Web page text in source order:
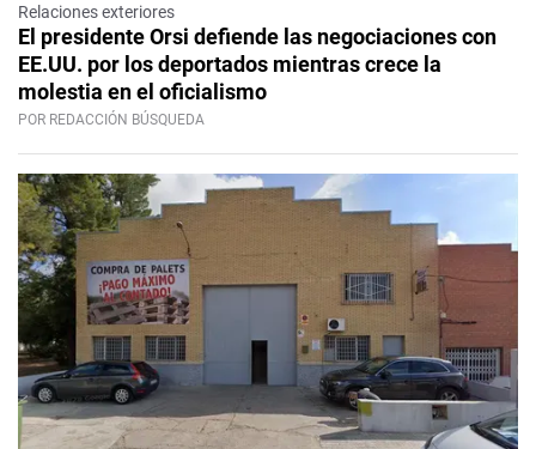
Relaciones exteriores
El presidente Orsi defiende las negociaciones con
EE.UU. por los deportados mientras crece la
molestia en el oficialismo
POR REDACCIÓN BÚSQUEDA